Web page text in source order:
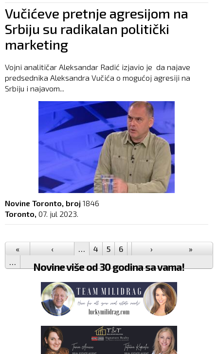
Vučićeve pretnje agresijom na
Srbiju su radikalan politički
marketing
Vojni analitičar Aleksandar Radić izjavio je da najave
predsednika Aleksandra Vučića o mogućoj agresiji na
Srbiju i najavom...
Novine Toronto, broj 1846
Toronto, 07. jul 2023.
Pages
« ‹ 4 5 6 11
› »
Novine više od 30 godina sa vama!